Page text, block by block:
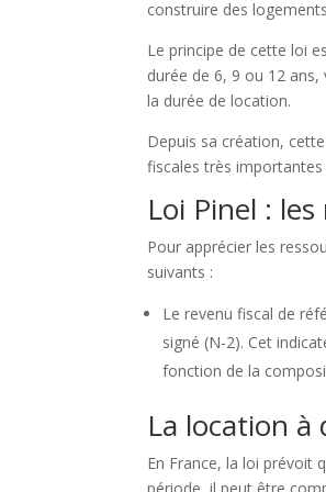
construire des
Le principe de cette loi
durée de 6, 9 ou 12
la durée de location.
Depuis sa création,
fiscales très importantes
Loi Pinel :
Pour apprécier les
suivants :
Le revenu fiscal de
signé (N-2). Cet
fonction de la
La location à
En France, la loi prévoit
période, il peut être